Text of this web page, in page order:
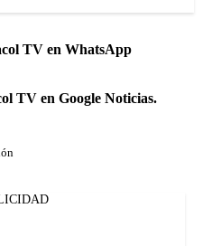
TV en WhatsApp
TV en Google Noticias.